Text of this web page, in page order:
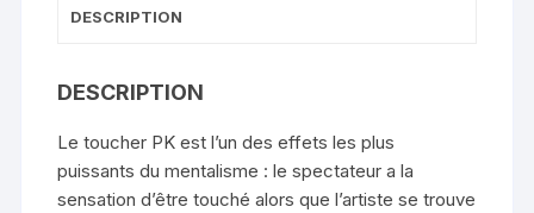
DESCRIPTION
DESCRIPTION
Le toucher PK est l’un des effets les plus
puissants du mentalisme : le spectateur a la
sensation d’être touché alors que l’artiste se trouve